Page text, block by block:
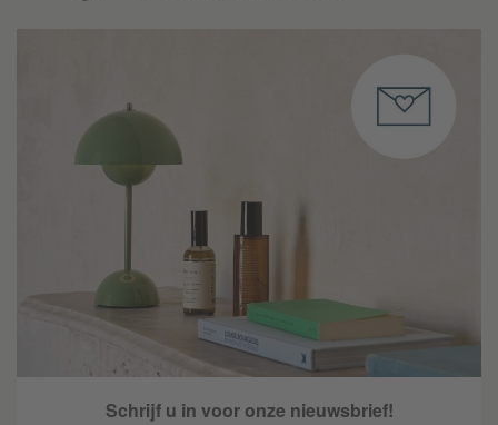
Schrijf u in voor onze nieuwsbrief!